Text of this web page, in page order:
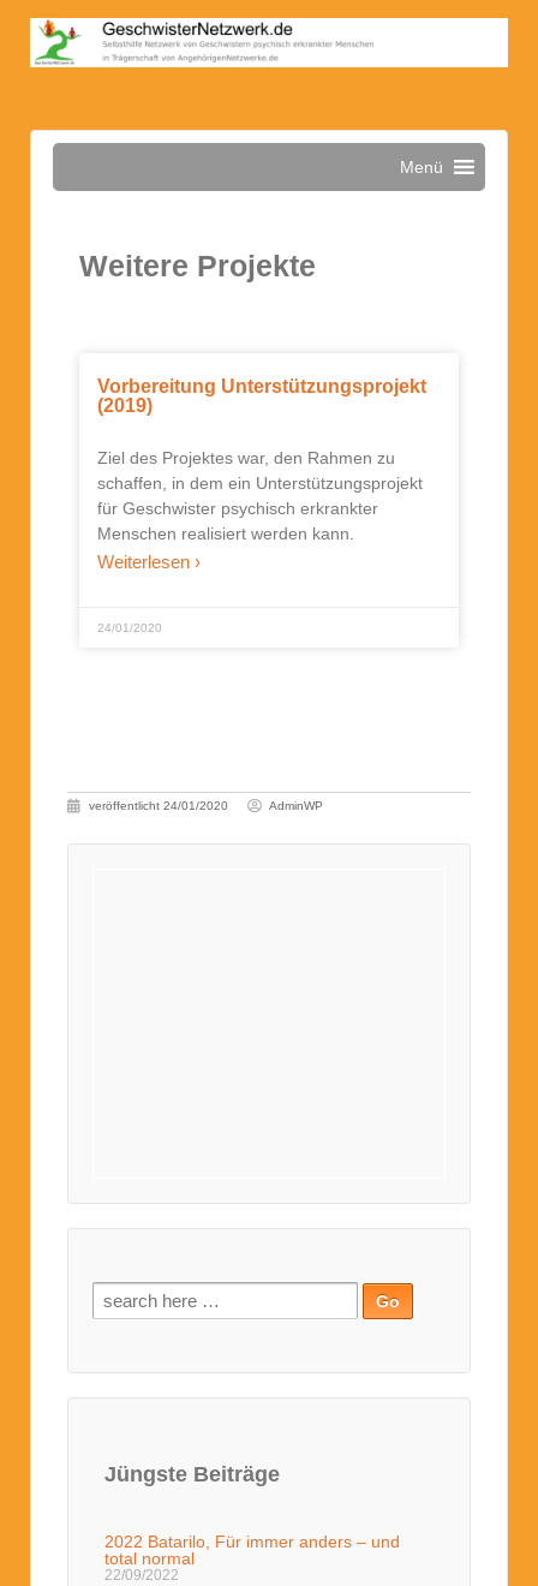
Menü
Weitere Projekte
Vorbereitung Unterstützungsprojekt
(2019)
Ziel des Projektes war, den Rahmen zu
schaffen, in dem ein Unterstützungsprojekt
für Geschwister psychisch erkrankter
Menschen realisiert werden kann.
Weiterlesen ›
24/01/2020
veröffentlicht 24/01/2020 AdminWP
Jüngste Beiträge
2022 Batarilo, Für immer anders – und
total normal
22/09/2022